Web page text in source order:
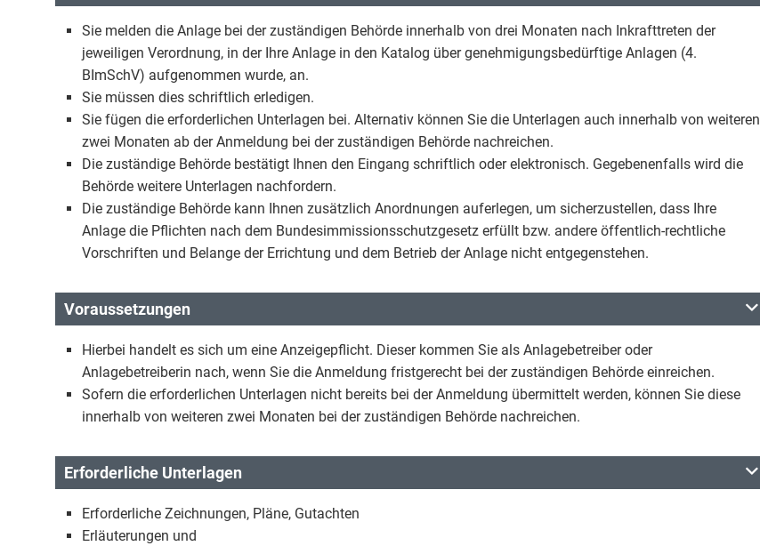
Sie melden die Anlage bei der zuständigen Behörde innerhalb von drei Monaten nach Inkrafttreten der
jeweiligen Verordnung, in der Ihre Anlage in den Katalog über genehmigungsbedürftige Anlagen (4.
BImSchV) aufgenommen wurde, an.
Sie müssen dies schriftlich erledigen.
Sie fügen die erforderlichen Unterlagen bei. Alternativ können Sie die Unterlagen auch innerhalb von weiteren
zwei Monaten ab der Anmeldung bei der zuständigen Behörde nachreichen.
Die zuständige Behörde bestätigt Ihnen den Eingang schriftlich oder elektronisch. Gegebenenfalls wird die
Behörde weitere Unterlagen nachfordern.
Die zuständige Behörde kann Ihnen zusätzlich Anordnungen auferlegen, um sicherzustellen, dass Ihre
Anlage die Pflichten nach dem Bundesimmissionsschutzgesetz erfüllt bzw. andere öffentlich-rechtliche
Vorschriften und Belange der Errichtung und dem Betrieb der Anlage nicht entgegenstehen.
Voraussetzungen
Hierbei handelt es sich um eine Anzeigepflicht. Dieser kommen Sie als Anlagebetreiber oder
Anlagebetreiberin nach, wenn Sie die Anmeldung fristgerecht bei der zuständigen Behörde einreichen.
Sofern die erforderlichen Unterlagen nicht bereits bei der Anmeldung übermittelt werden, können Sie diese
innerhalb von weiteren zwei Monaten bei der zuständigen Behörde nachreichen.
Erforderliche Unterlagen
Erforderliche Zeichnungen, Pläne, Gutachten
Erläuterungen und